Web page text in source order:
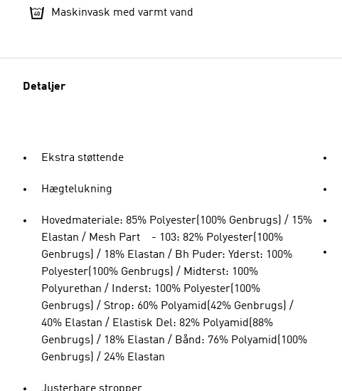
Maskinvask med varmt vand
Detaljer
Ekstra støttende
Hægtelukning
Hovedmateriale: 85% Polyester(100% Genbrugs) / 15%
Elastan / Mesh Part - 103: 82% Polyester(100%
Genbrugs) / 18% Elastan / Bh Puder: Yderst: 100%
Polyester(100% Genbrugs) / Midterst: 100%
Polyurethan / Inderst: 100% Polyester(100%
Genbrugs) / Strop: 60% Polyamid(42% Genbrugs) /
40% Elastan / Elastisk Del: 82% Polyamid(88%
Genbrugs) / 18% Elastan / Bånd: 76% Polyamid(100%
Genbrugs) / 24% Elastan